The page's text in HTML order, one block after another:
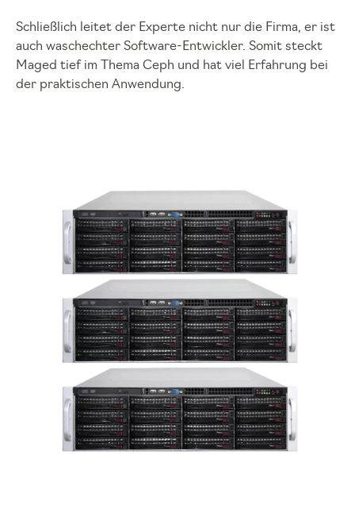
Schließlich leitet der Experte nicht nur die Firma, er ist
auch waschechter Software-Entwickler. Somit steckt
Maged tief im Thema Ceph und hat viel Erfahrung bei
der praktischen Anwendung.